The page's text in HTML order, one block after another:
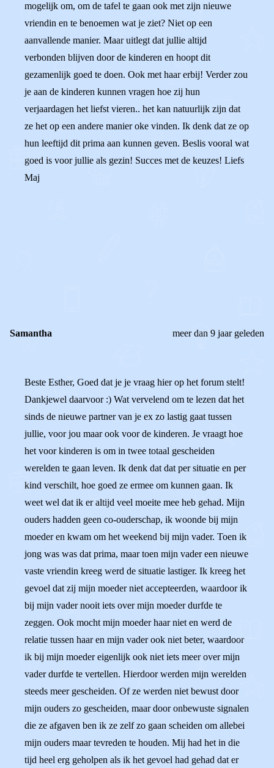
mogelijk om, om de tafel te gaan ook met zijn nieuwe
vriendin en te benoemen wat je ziet? Niet op een
aanvallende manier. Maar uitlegt dat jullie altijd
verbonden blijven door de kinderen en hoopt dit
gezamenlijk goed te doen. Ook met haar erbij! Verder zou
je aan de kinderen kunnen vragen hoe zij hun
verjaardagen het liefst vieren.. het kan natuurlijk zijn dat
ze het op een andere manier oke vinden. Ik denk dat ze op
hun leeftijd dit prima aan kunnen geven. Beslis vooral wat
goed is voor jullie als gezin! Succes met de keuzes! Liefs
Maj
Samantha meer dan 9 jaar geleden
Beste Esther, Goed dat je je vraag hier op het forum stelt!
Dankjewel daarvoor :) Wat vervelend om te lezen dat het
sinds de nieuwe partner van je ex zo lastig gaat tussen
jullie, voor jou maar ook voor de kinderen. Je vraagt hoe
het voor kinderen is om in twee totaal gescheiden
werelden te gaan leven. Ik denk dat dat per situatie en per
kind verschilt, hoe goed ze ermee om kunnen gaan. Ik
weet wel dat ik er altijd veel moeite mee heb gehad. Mijn
ouders hadden geen co-ouderschap, ik woonde bij mijn
moeder en kwam om het weekend bij mijn vader. Toen ik
jong was was dat prima, maar toen mijn vader een nieuwe
vaste vriendin kreeg werd de situatie lastiger. Ik kreeg het
gevoel dat zij mijn moeder niet accepteerden, waardoor ik
bij mijn vader nooit iets over mijn moeder durfde te
zeggen. Ook mocht mijn moeder haar niet en werd de
relatie tussen haar en mijn vader ook niet beter, waardoor
ik bij mijn moeder eigenlijk ook niet iets meer over mijn
vader durfde te vertellen. Hierdoor werden mijn werelden
steeds meer gescheiden. Of ze werden niet bewust door
mijn ouders zo gescheiden, maar door onbewuste signalen
die ze afgaven ben ik ze zelf zo gaan scheiden om allebei
mijn ouders maar tevreden te houden. Mij had het in die
tijd heel erg geholpen als ik het gevoel had gehad dat er